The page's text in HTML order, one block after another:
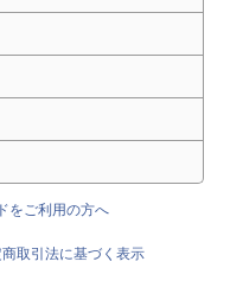
をご利用の方へ
商取引法に基づく表示